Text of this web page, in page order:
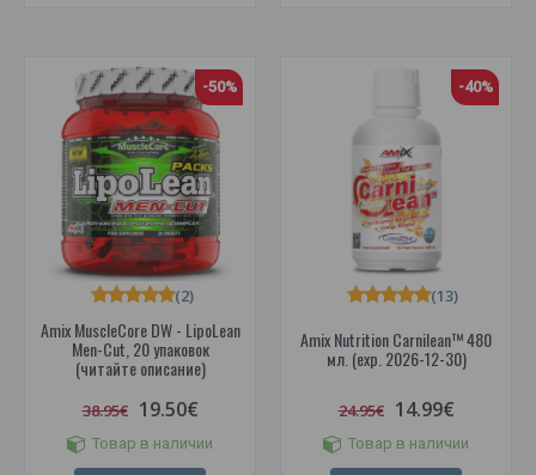
-50%
Amix MuscleCore DW - LipoLean
Men-Cut, 20 упаковок
(читайте описание)
(2)
38.95€ 19.50€
Товар в наличии
-40%
Amix Nutrition Carnilean™ 480
мл. (exp. 2026-12-30)
(13)
24.95€ 14.99€
Товар в наличии